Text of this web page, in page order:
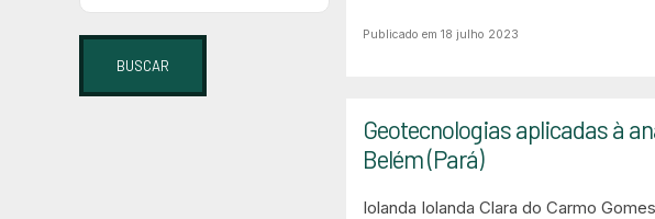
BUSCAR
Publicado em 18 julho 2023
Geotecnologias aplicadas à
Belém (Pará)
Iolanda Iolanda Clara do Carmo Gomes